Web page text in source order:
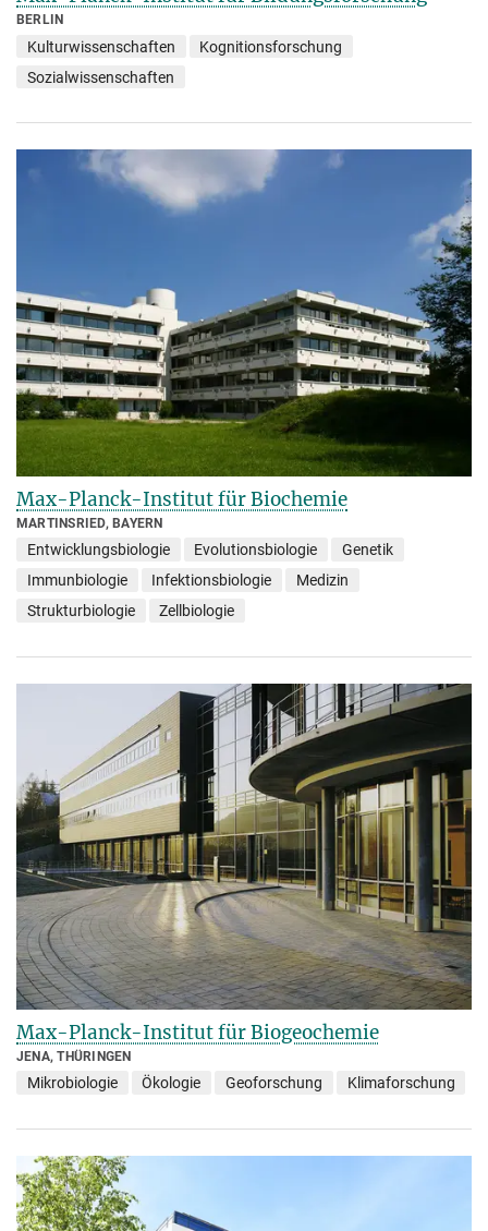
BERLIN
Kulturwissenschaften
Kognitionsforschung
Sozialwissenschaften
Max-Planck-Institut für Biochemie
MARTINSRIED, BAYERN
Entwicklungsbiologie Evolutionsbiologie
Genetik
Immunbiologie
Infektionsbiologie
Medizin
Strukturbiologie
Zellbiologie
Max-Planck-Institut für Biogeochemie
JENA, THÜRINGEN
Mikrobiologie Ökologie Geoforschung Klimaforschung